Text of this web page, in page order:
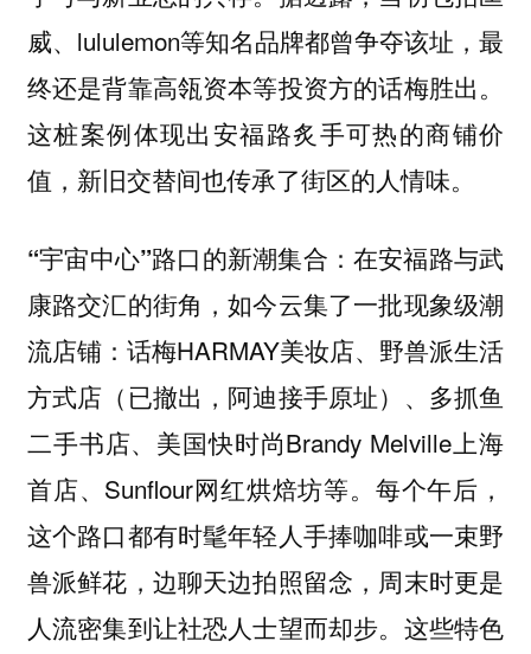
威、lululemon等知名品牌都曾争夺该址，最
终还是背靠高瓴资本等投资方的话梅胜出。
这桩案例体现出安福路炙手可热的商铺价
值，新旧交替间也传承了街区的人情味。
“宇宙中心”路口的新潮集合 ：在安福路与武
康路交汇的街角，如今云集了一批现象级潮
流店铺：话梅HARMAY美妆店、野兽派生活
方式店（已撤出，阿迪接手原址）、多抓鱼
二手书店、美国快时尚Brandy Melville上海
首店、Sunflour网红烘焙坊等。每个午后，
这个路口都有时髦年轻人手捧咖啡或一束野
兽派鲜花，边聊天边拍照留念，周末时更是
人流密集到让社恐人士望而却步。这些特色